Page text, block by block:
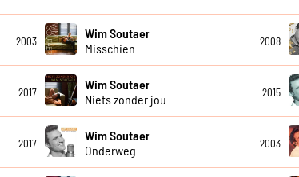
2003
Wim Soutaer
Misschien
2008
2017
Wim Soutaer
Niets zonder jou
2015
2017
Wim Soutaer
Onderweg
2003